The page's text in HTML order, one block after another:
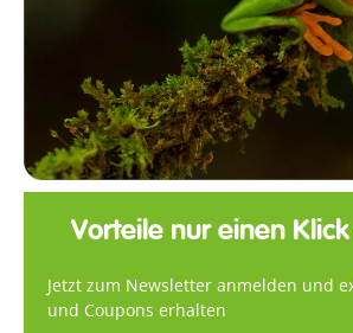
Vorteile nur einen
Jetzt zum Newsletter anmelden und
und Coupons erhalten